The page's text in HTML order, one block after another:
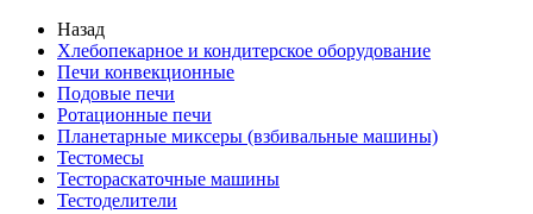
Назад
Хлебопекарное и кондитерское оборудование
Печи конвекционные
Подовые печи
Ротационные печи
Планетарные миксеры (взбивальные машины)
Тестомесы
Тестораскаточные машины
Тестоделители